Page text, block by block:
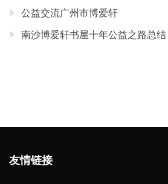
公益交流广州市博爱轩
南沙博爱轩书屋十年公益之路总结
友情链接